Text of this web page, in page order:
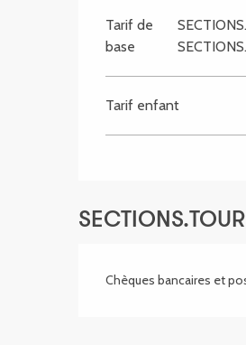
Tarif de
base
Tarif enfant
Chèques bancaires et